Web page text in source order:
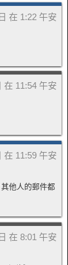
在 1:22 午安
在 11:54 午安
在 11:59 午安
他人的郵件都
在 8:01 午安